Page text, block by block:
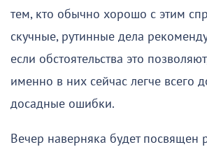
тем, кто обычно хорошо с этим
скучные, рутинные дела
если обстоятельства это
именно в них сейчас легче всего
досадные ошибки.
Вечер наверняка будет посвящен